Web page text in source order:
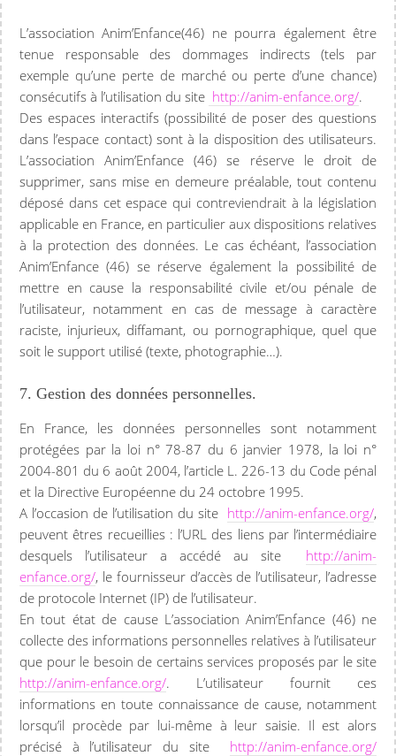
L’association Anim’Enfance(46) ne pourra également être
tenue responsable des dommages indirects (tels par
exemple qu’une perte de marché ou perte d’une chance)
consécutifs à l’utilisation du site http://anim-enfance.org/.
Des espaces interactifs (possibilité de poser des questions
dans l’espace contact) sont à la disposition des utilisateurs.
L’association Anim’Enfance (46) se réserve le droit de
supprimer, sans mise en demeure préalable, tout contenu
déposé dans cet espace qui contreviendrait à la législation
applicable en France, en particulier aux dispositions relatives
à la protection des données. Le cas échéant, l’association
Anim’Enfance (46) se réserve également la possibilité de
mettre en cause la responsabilité civile et/ou pénale de
l’utilisateur, notamment en cas de message à caractère
raciste, injurieux, diffamant, ou pornographique, quel que
soit le support utilisé (texte, photographie…).
7. Gestion des données personnelles.
En France, les données personnelles sont notamment
protégées par la loi n° 78-87 du 6 janvier 1978, la loi n°
2004-801 du 6 août 2004, l’article L. 226-13 du Code pénal
et la Directive Européenne du 24 octobre 1995.
A l’occasion de l’utilisation du site http://anim-enfance.org/,
peuvent êtres recueillies : l’URL des liens par l’intermédiaire
desquels l’utilisateur a accédé au site http://anim-
enfance.org/, le fournisseur d’accès de l’utilisateur, l’adresse
de protocole Internet (IP) de l’utilisateur.
En tout état de cause L’association Anim’Enfance (46) ne
collecte des informations personnelles relatives à l’utilisateur
que pour le besoin de certains services proposés par le site
http://anim-enfance.org/. L’utilisateur fournit ces
informations en toute connaissance de cause, notamment
lorsqu’il procède par lui-même à leur saisie. Il est alors
précisé à l’utilisateur du site http://anim-enfance.org/